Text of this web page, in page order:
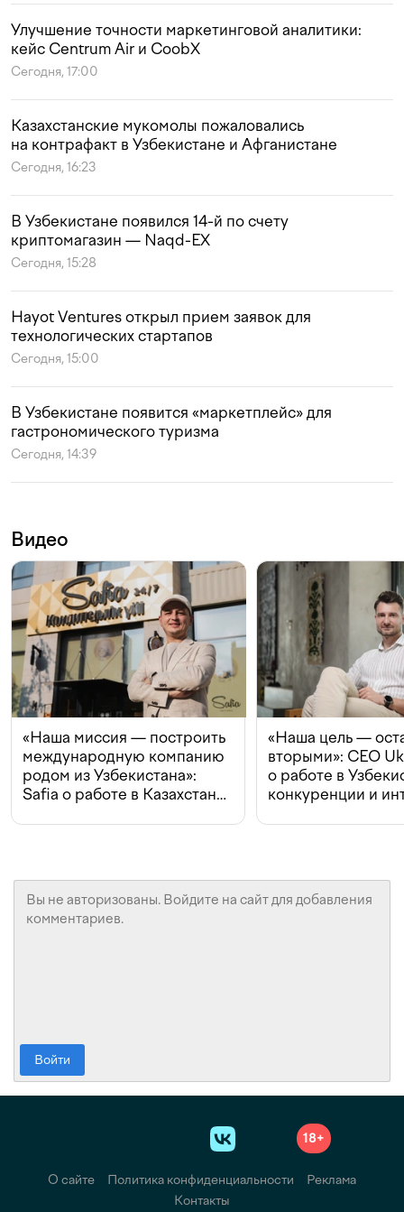
Улучшение точности маркетинговой аналитики:
кейс Centrum Air и CoobX
Сегодня, 17:00
Казахстанские мукомолы пожаловались
на контрафакт в Узбекистане и Афганистане
Сегодня, 16:23
В Узбекистане появился 14-й по счету
криптомагазин — Naqd-EX
Сегодня, 15:28
Hayot Ventures открыл прием заявок для
технологических стартапов
Сегодня, 15:00
В Узбекистане появится «маркетплейс» для
гастрономического туризма
Сегодня, 14:39
Видео
«Наша миссия — построить
международную компанию
родом из Узбекистана»:
Safia о работе в Казахстане,
«Наша цель —
вторыми»: CEO
о работе в
конкуренции и
Войти
18+
О сайте Политика конфиденциальности
Реклама
Контакты